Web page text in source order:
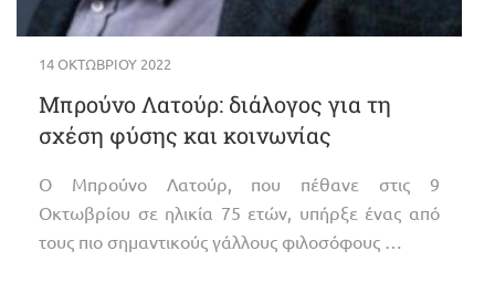
14 ΟΚΤΩΒΡΊΟΥ 2022
Μπρούνο Λατούρ: διάλογος για τη
σχέση φύσης και κοινωνίας
Ο Μπρούνο Λατούρ, που πέθανε στις 9
Οκτωβρίου σε ηλικία 75 ετών, υπήρξε ένας από
τους πιο σημαντικούς γάλλους φιλοσόφους …